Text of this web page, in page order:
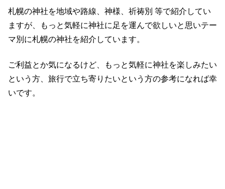
札幌の神社を地域や路線、神様、祈祷別 等で紹介してい
ますが、もっと気軽に神社に足を運んで欲しいと思いテー
マ別に札幌の神社を紹介しています。
ご利益とか気になるけど、もっと気軽に神社を楽しみたい
という方、旅行で立ち寄りたいという方の参考になれば幸
いです。